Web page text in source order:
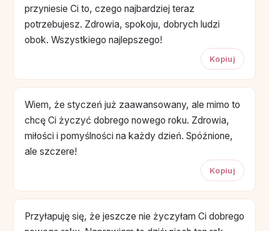
przyniesie Ci to, czego najbardziej teraz
potrzebujesz. Zdrowia, spokoju, dobrych ludzi
obok. Wszystkiego najlepszego!
Kopiuj
Wiem, że styczeń już zaawansowany, ale mimo to
chcę Ci życzyć dobrego nowego roku. Zdrowia,
miłości i pomyślności na każdy dzień. Spóźnione,
ale szczere!
Kopiuj
Przyłapuję się, że jeszcze nie życzyłam Ci dobrego